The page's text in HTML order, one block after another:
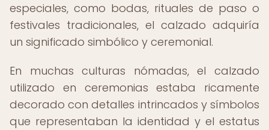
especiales, como bodas, rituales de paso o
festivales tradicionales, el calzado adquiría
un significado simbólico y ceremonial.
En muchas culturas nómadas, el calzado
utilizado en ceremonias estaba ricamente
decorado con detalles intrincados y símbolos
que representaban la identidad y el estatus